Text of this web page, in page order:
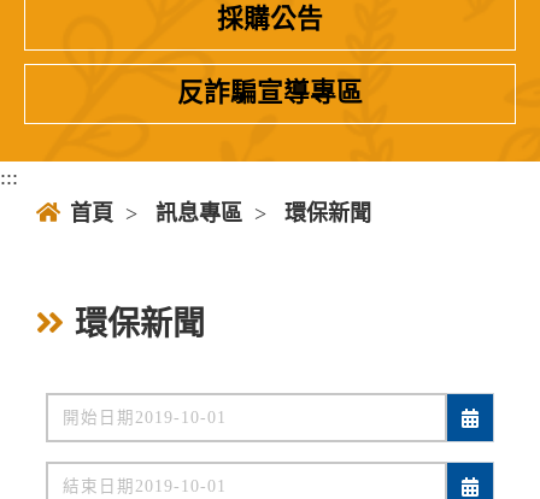
採購公告
反詐騙宣導專區
:::
首頁 > 訊息專區 > 環保新聞
環保新聞